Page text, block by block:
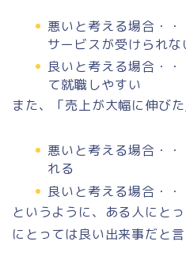
悪いと考える場合・
サービスが受けられな
良いと考える場合・
て就職しやすい
また、「売上が大幅に伸び
悪いと考える場合・
れる
良いと考える場合・
というように、ある人にと
にとっては良い出来事だと言